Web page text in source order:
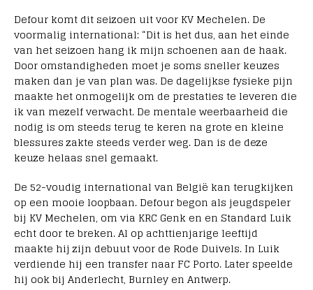
Defour komt dit seizoen uit voor KV Mechelen. De
voormalig international: “Dit is het dus, aan het einde
van het seizoen hang ik mijn schoenen aan de haak.
Door omstandigheden moet je soms sneller keuzes
maken dan je van plan was. De dagelijkse fysieke pijn
maakte het onmogelijk om de prestaties te leveren die
ik van mezelf verwacht. De mentale weerbaarheid die
nodig is om steeds terug te keren na grote en kleine
blessures zakte steeds verder weg. Dan is de deze
keuze helaas snel gemaakt.
De 52-voudig international van België kan terugkijken
op een mooie loopbaan. Defour begon als jeugdspeler
bij KV Mechelen, om via KRC Genk en en Standard Luik
echt door te breken. Al op achttienjarige leeftijd
maakte hij zijn debuut voor de Rode Duivels. In Luik
verdiende hij een transfer naar FC Porto. Later speelde
hij ook bij Anderlecht, Burnley en Antwerp.